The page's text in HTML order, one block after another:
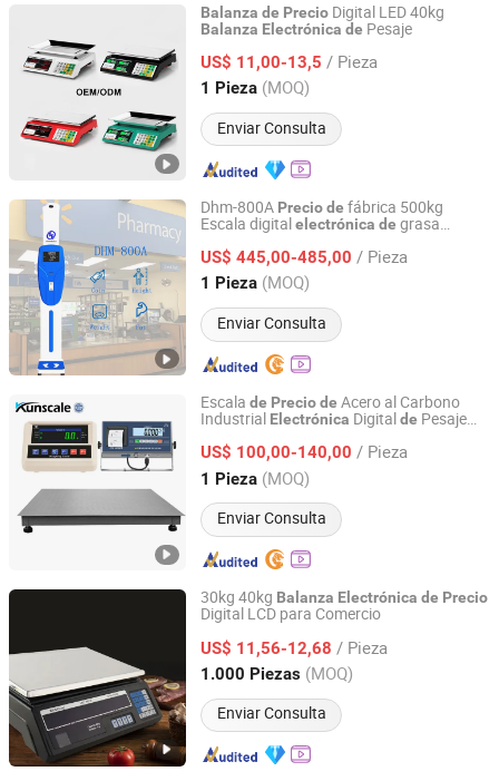
Balanza de Precio Digital LED 40kg
Balanza Electrónica de Pesaje
US$ 11,00-13,5 / Pieza
1 Pieza (MOQ)
Enviar Consulta
Ruijin Yongheng Electronic Weighing Instrument Co., Ltd
Jiangxi, China Desde 2026
Dhm-800A Preciode fábrica 500kg
Escala digitalelectrónica de grasa
US$ 445,00-485,00 / Pieza
1 Pieza (MOQ)
Enviar Consulta
Zhengzhou Dingheng Electronic Technology Co., Ltd.
Henan, China Desde 2018
Escala de Preciode Acero al Carbono
Industrial Electrónica Digitalde Pesaje
US$ 100,00-140,00 / Pieza
1 Pieza (MOQ)
Enviar Consulta
Kunshan Scale Electronic Technology Co., Ltd
Jiangsu, China Desde 2024
30kg 40kg Balanza Electrónica de Precio
Digital LCD para Comercio
US$ 11,56-12,68 / Pieza
1.000 Piezas (MOQ)
Enviar Consulta
Guangzhou Aemaxx Household Products Co., Ltd.
Guangdong, China Desde 2025